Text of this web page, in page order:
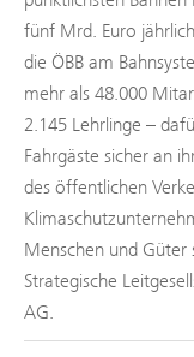
fünf Mrd. Euro
die ÖBB am
mehr als 48.000
2.145 Lehrlinge –
Fahrgäste sicher an
des öffentlichen
Menschen und Güter
Strategische
AG.